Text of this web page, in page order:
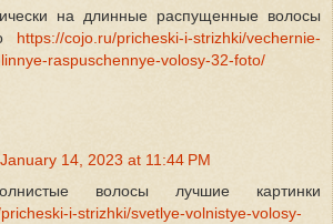
на длинные распущенные волосы
https://cojo.ru/pricheski-i-strizhki/vechernie-
raspuschennye-volosy-32-foto/
January 14, 2023 at 11:44 PM
волосы лучшие картинки
i-strizhki/svetlye-volnistye-volosy-